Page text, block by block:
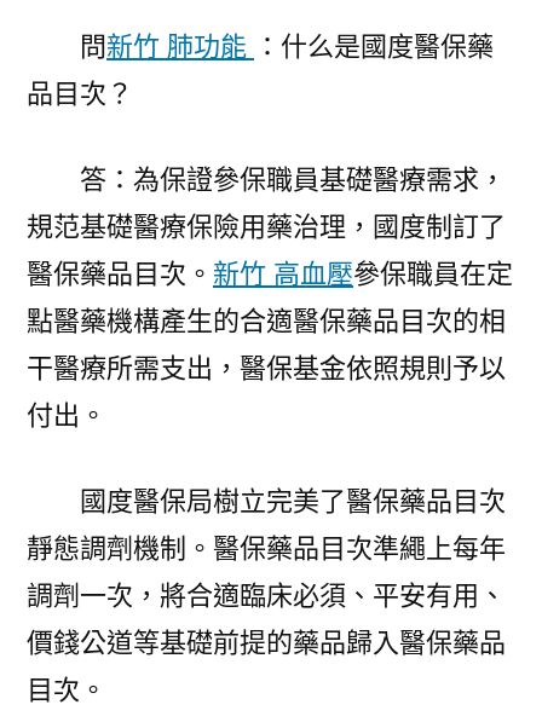
問新竹 肺功能 ：什么是國度醫保藥
品目次？
答：為保證參保職員基礎醫療需求，
規范基礎醫療保險用藥治理，國度制訂了
醫保藥品目次。 新竹 高血壓參保職員在定
點醫藥機構產生的合適醫保藥品目次的相
干醫療所需支出，醫保基金依照規則予以
付出。
國度醫保局樹立完美了醫保藥品目次
靜態調劑機制。醫保藥品目次準繩上每年
調劑一次，將合適臨床必須、平安有用、
價錢公道等基礎前提的藥品歸入醫保藥品
目次。